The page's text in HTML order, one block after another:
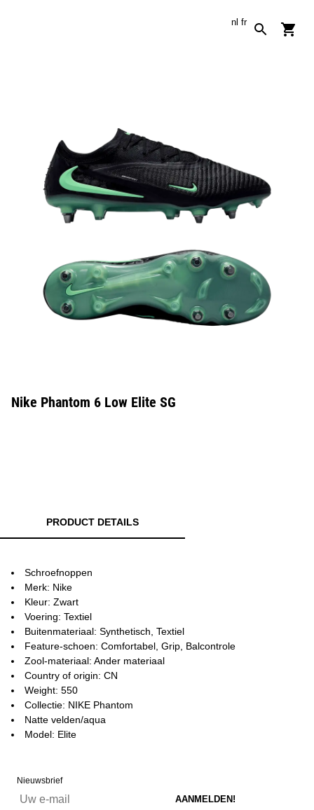
nl fr
Nike Phantom 6 Low Elite SG
PRODUCT DETAILS
Schroefnoppen
Merk: Nike
Kleur: Zwart
Voering: Textiel
Buitenmateriaal: Synthetisch, Textiel
Feature-schoen: Comfortabel, Grip, Balcontrole
Zool-materiaal: Ander materiaal
Country of origin: CN
Weight: 550
Collectie: NIKE Phantom
Natte velden/aqua
Model: Elite
Nieuwsbrief